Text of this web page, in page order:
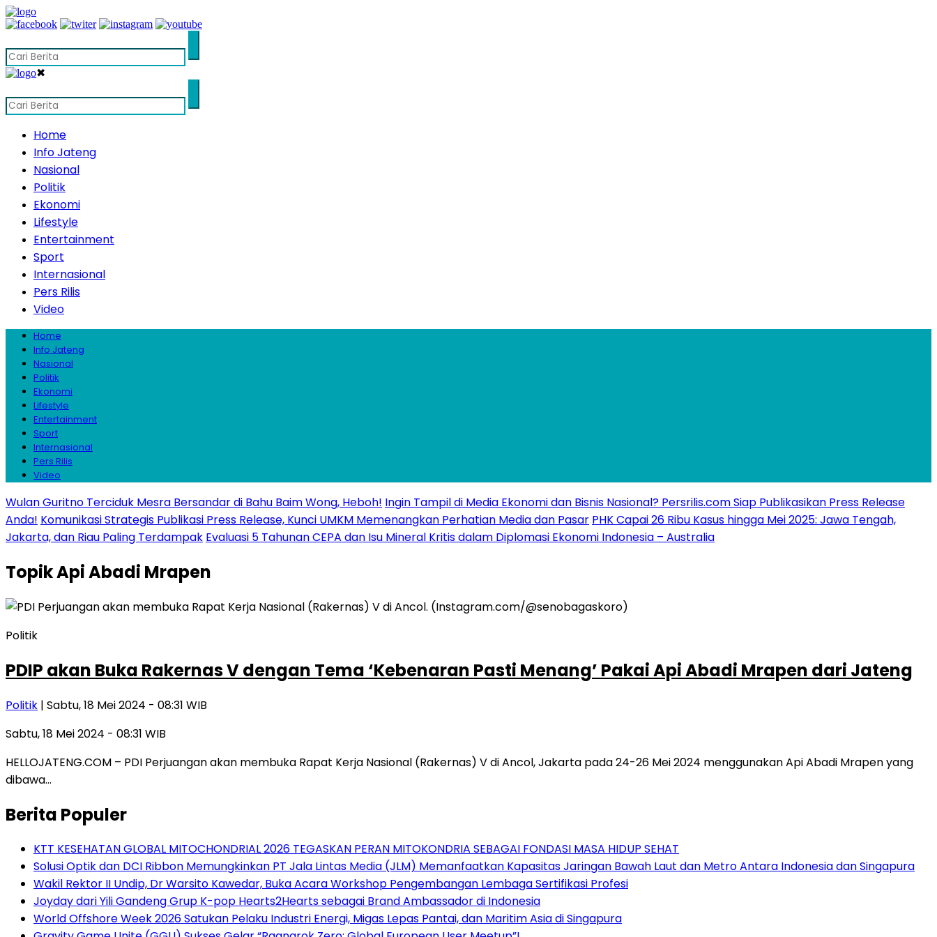
✖
Home
Info Jateng
Nasional
Politik
Ekonomi
Lifestyle
Entertainment
Sport
Internasional
Pers Rilis
Video
Home
Info Jateng
Nasional
Politik
Ekonomi
Lifestyle
Entertainment
Sport
Internasional
Pers Rilis
Video
Wulan Guritno Terciduk Mesra Bersandar di Bahu Baim Wong, Heboh! Ingin Tampil di Media Ekonomi dan Bisnis Nasional? Persrilis.com Siap Publikasikan Press Release
Anda! Komunikasi Strategis Publikasi Press Release, Kunci UMKM Memenangkan Perhatian Media dan Pasar PHK Capai 26 Ribu Kasus hingga Mei 2025: Jawa Tengah,
Jakarta, dan Riau Paling Terdampak Evaluasi 5 Tahunan CEPA dan Isu Mineral Kritis dalam Diplomasi Ekonomi Indonesia – Australia
TopikApi Abadi Mrapen
Politik
PDIP akan Buka Rakernas V dengan Tema ‘Kebenaran Pasti Menang’ Pakai Api Abadi Mrapen dari Jateng
Politik | Sabtu, 18 Mei 2024 - 08:31 WIB
Sabtu, 18 Mei 2024 - 08:31 WIB
HELLOJATENG.COM – PDI Perjuangan akan membuka Rapat Kerja Nasional (Rakernas) V di Ancol, Jakarta pada 24-26 Mei 2024 menggunakan Api Abadi Mrapen yang
dibawa…
Berita Populer
KTT KESEHATAN GLOBAL MITOCHONDRIAL 2026 TEGASKAN PERAN MITOKONDRIA SEBAGAI FONDASI MASA HIDUP SEHAT
Solusi Optik dan DCI Ribbon Memungkinkan PT Jala Lintas Media (JLM) Memanfaatkan Kapasitas Jaringan Bawah Laut dan Metro Antara Indonesia dan Singapura
Wakil Rektor II Undip, Dr Warsito Kawedar, Buka Acara Workshop Pengembangan Lembaga Sertifikasi Profesi
Joyday dari Yili Gandeng Grup K-pop Hearts2Hearts sebagai Brand Ambassador di Indonesia
World Offshore Week 2026 Satukan Pelaku Industri Energi, Migas Lepas Pantai, dan Maritim Asia di Singapura